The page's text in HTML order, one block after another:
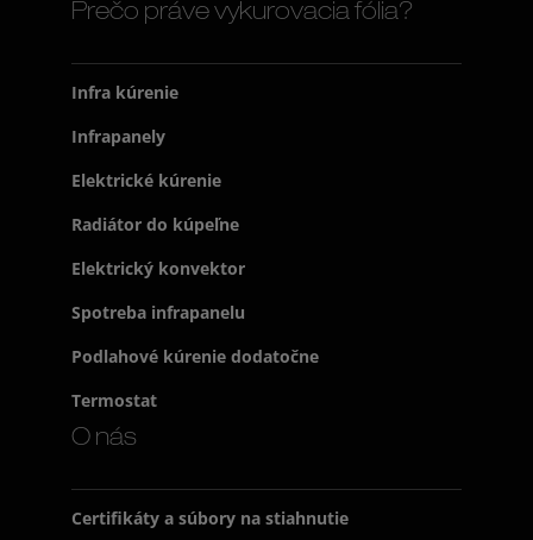
Prečo práve vykurovacia fólia?
Infra kúrenie
Infrapanely
Elektrické kúrenie
Radiátor do kúpeľne
Elektrický konvektor
Spotreba infrapanelu
Podlahové kúrenie dodatočne
Termostat
O nás
Certifikáty a súbory na stiahnutie